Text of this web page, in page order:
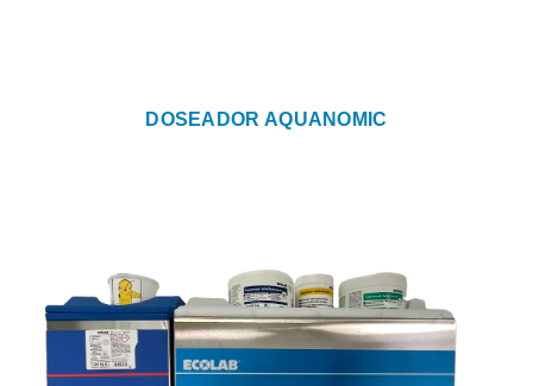
DOSEADOR AQUANOMIC